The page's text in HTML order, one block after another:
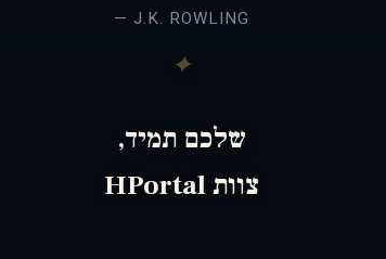
— J.K. ROWLING
שלכם תמיד,
צוות HPortal